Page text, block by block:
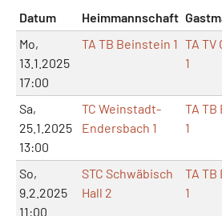
Datum Heimmannschaft
Mo,
13.1.2025
17:00
TA TB Beinstein 1 TA
1
Sa,
25.1.2025
13:00
TC Weinstadt-
Endersbach 1
TA
1
So,
9.2.2025
11:00
STC Schwäbisch
Hall 2
TA
1